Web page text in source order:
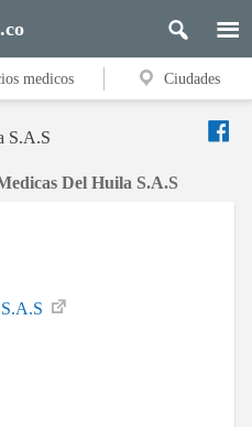
medicos Ciudades
S.A.S
Del Huila S.A.S